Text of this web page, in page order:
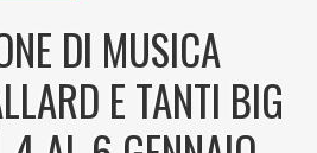
DI MUSICA
E TANTI BIG